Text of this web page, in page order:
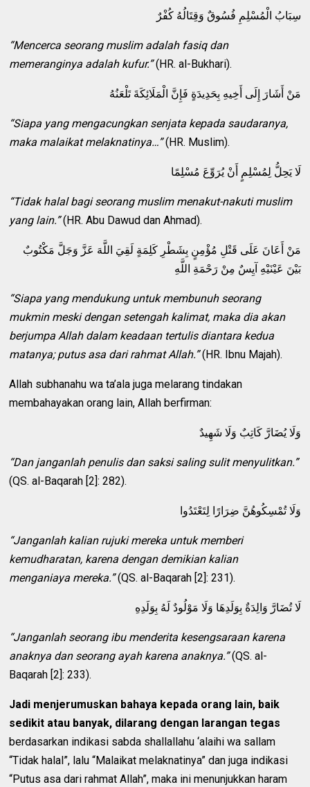
سِبَابُ الْمُسْلِمِ فُسُوقٌ وَقِتَالُهُ كُفْرٌ
“Mencerca seorang muslim adalah fasiq dan
memeranginya adalah kufur.”(HR. al-Bukhari).
مَنْ أَشَارَ إِلَى أَخِيهِ بِحَدِيدَةٍ فَإِنَّ الْمَلَائِكَةَ تَلْعَنُهُ
“Siapa yang mengacungkan senjata kepada saudaranya,
maka malaikat melaknatinya…”(HR. Muslim).
لَا يَحِلُّ لِمُسْلِمٍ أَنْ يُرَوِّعَ مُسْلِمًا
“Tidak halal bagi seorang muslim menakut-nakuti muslim
yang lain.”(HR. Abu Dawud dan Ahmad).
مَنْ أَعَانَ عَلَى قَتْلِ مُؤْمِنٍ بِشَطْرِ كَلِمَةٍ لَقِيَ اللَّهَ عَزَّ وَجَلَّ مَكْتُوبٌ
بَيْنَ عَيْنَيْهِ آيِسٌ مِنْ رَحْمَةِ اللَّهِ
“Siapa yang mendukung untuk membunuh seorang
mukmin meski dengan setengah kalimat, maka dia akan
berjumpa Allah dalam keadaan tertulis diantara kedua
matanya; putus asa dari rahmat Allah.”(HR. Ibnu Majah).
Allah subhanahu wa ta’ala juga melarang tindakan
membahayakan orang lain, Allah berfirman:
وَلَا يُضَارَّ كَاتِبٌ وَلَا شَهِيدٌ
“Dan janganlah penulis dan saksi saling sulit menyulitkan.”
(QS. al-Baqarah [2]: 282).
وَلَا تُمْسِكُوهُنَّ ضِرَارًا لِتَعْتَدُوا
“Janganlah kalian rujuki mereka untuk memberi
kemudharatan, karena dengan demikian kalian
menganiaya mereka.”(QS. al-Baqarah [2]: 231).
لَا تُضَارَّ وَالِدَةٌ بِوَلَدِهَا وَلَا مَوْلُودٌ لَهُ بِوَلَدِهِ
“Janganlah seorang ibu menderita kesengsaraan karena
anaknya dan seorang ayah karena anaknya.”(QS. al-
Baqarah [2]: 233).
Jadi menjerumuskan bahaya kepada orang lain, baik
sedikit atau banyak, dilarang dengan larangan tegas
berdasarkan indikasi sabda shallallahu ‘alaihi wa sallam
“Tidak halal”, lalu “Malaikat melaknatinya” dan juga indikasi
“Putus asa dari rahmat Allah”, maka ini menunjukkan haram